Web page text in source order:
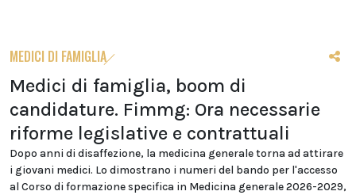
MEDICI DI FAMIGLIA
Medici di famiglia, boom di
candidature. Fimmg: Ora necessarie
riforme legislative e contrattuali
Dopo anni di disaffezione, la medicina generale torna ad attirare
i giovani medici. Lo dimostrano i numeri del bando per l'accesso
al Corso di formazione specifica in Medicina generale 2026-2029,